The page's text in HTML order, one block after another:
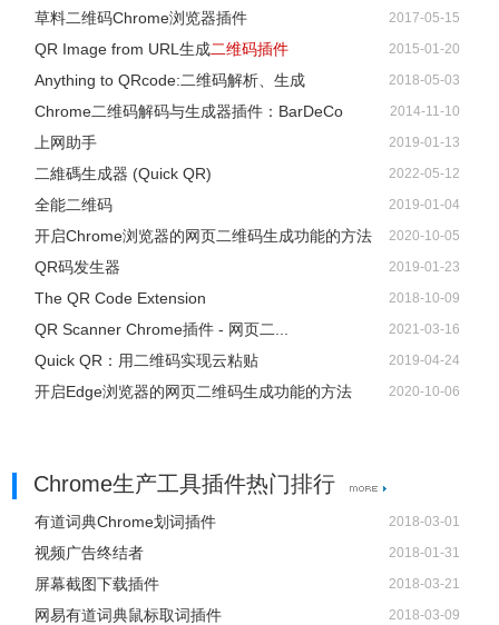
草料二维码Chrome浏览器插件 2017-05-15
QR Image from URL生成二维码插件 2015-01-20
Anything to QRcode:二维码解析、生成 2018-05-03
Chrome二维码解码与生成器插件：BarDeCo 2014-11-10
上网助手 2019-01-13
二維碼生成器 (Quick QR) 2022-05-12
全能二维码 2019-01-04
开启Chrome浏览器的网页二维码生成功能的方法 2020-10-05
QR码发生器 2019-01-23
The QR Code Extension 2018-10-09
QR Scanner Chrome插件 - 网页二... 2021-03-16
Quick QR：用二维码实现云粘贴 2019-04-24
开启Edge浏览器的网页二维码生成功能的方法 2020-10-06
Chrome生产工具插件热门排行
有道词典Chrome划词插件 2018-03-01
视频广告终结者 2018-01-31
屏幕截图下载插件 2018-03-21
网易有道词典鼠标取词插件 2018-03-09